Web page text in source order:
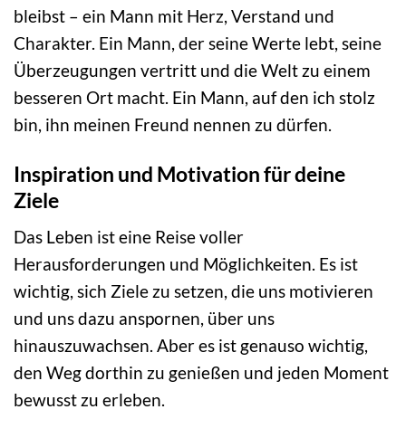
bleibst – ein Mann mit Herz, Verstand und
Charakter. Ein Mann, der seine Werte lebt, seine
Überzeugungen vertritt und die Welt zu einem
besseren Ort macht. Ein Mann, auf den ich stolz
bin, ihn meinen Freund nennen zu dürfen.
Inspiration und Motivation für deine
Ziele
Das Leben ist eine Reise voller
Herausforderungen und Möglichkeiten. Es ist
wichtig, sich Ziele zu setzen, die uns motivieren
und uns dazu anspornen, über uns
hinauszuwachsen. Aber es ist genauso wichtig,
den Weg dorthin zu genießen und jeden Moment
bewusst zu erleben.